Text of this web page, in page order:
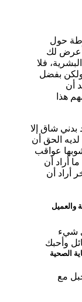
حول
لك
فلا
ولكن بفضل
أن
هذا
شاق إلا
الحق أن
عواقب
أراد أن
أراد أن
شيء
وأحبك
مع
والعميل
الصحية